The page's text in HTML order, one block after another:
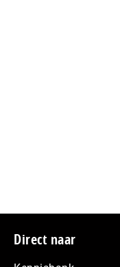
Footer
Direct naar